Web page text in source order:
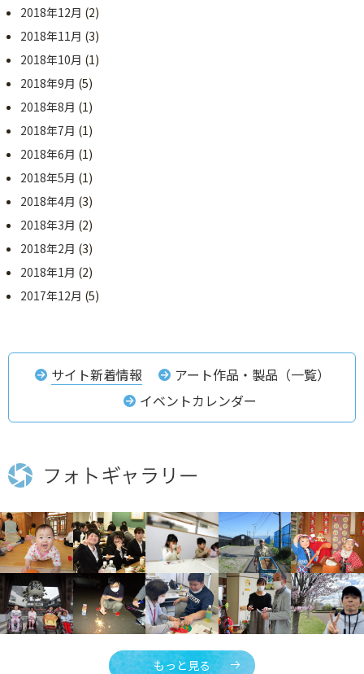
2018年12月 (2)
2018年11月 (3)
2018年10月 (1)
2018年9月 (5)
2018年8月 (1)
2018年7月 (1)
2018年6月 (1)
2018年5月 (1)
2018年4月 (3)
2018年3月 (2)
2018年2月 (3)
2018年1月 (2)
2017年12月 (5)
サイト新着情報
アート作品・製品（一覧）
イベントカレンダー
もっと見る